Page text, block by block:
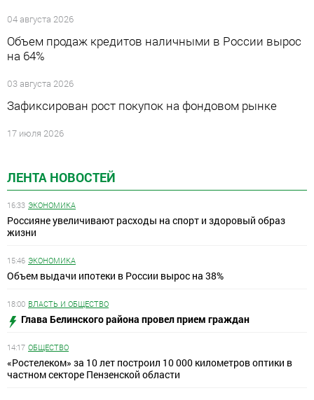
ЛЕНТА НОВОСТЕЙ
16:33 ЭКОНОМИКА
Россияне увеличивают расходы на спорт и здоровый образ
жизни
15:46 ЭКОНОМИКА
Объем выдачи ипотеки в России вырос на 38%
18:00 ВЛАСТЬ И ОБЩЕСТВО
Глава Белинского района провел прием граждан
14:17 ОБЩЕСТВО
«Ростелеком» за 10 лет построил 10 000 километров оптики в
частном секторе Пензенской области
04 августа 2026
Объем продаж кредитов наличными в России вырос
на 64%
03 августа 2026
Зафиксирован рост покупок на фондовом рынке
17 июля 2026